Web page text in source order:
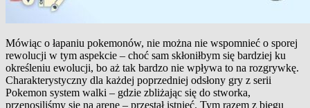
Mówiąc o łapaniu pokemonów, nie można nie wspomnieć o sporej
rewolucji w tym aspekcie – choć sam skłoniłbym się bardziej ku
określeniu ewolucji, bo aż tak bardzo nie wpływa to na rozgrywkę.
Charakterystyczny dla każdej poprzedniej odsłony gry z serii
Pokemon system walki – gdzie zbliżając się do stworka,
przenosiliśmy się na arenę – przestał istnieć. Tym razem z biegu